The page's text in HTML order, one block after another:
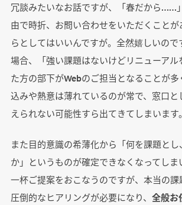
冗談みたいなお話ですが、「春だから……
由で時折、お問い合わせをいただくこと
らとしてはいいんですが。全然嬉しいの
場合、「強い課題はないけどリニューアル
た方の部下がWebのご担当となることが
込みや熱意は薄れているのが常で、窓口
えられない可能性すら出てきてしまいます。
また目的意識の希薄化から「何を課題と
か」というものが確定できなくなってしま
一杯ご提案をおこなうのですが、本当の
圧倒的なヒアリングが必要になり、 全般お